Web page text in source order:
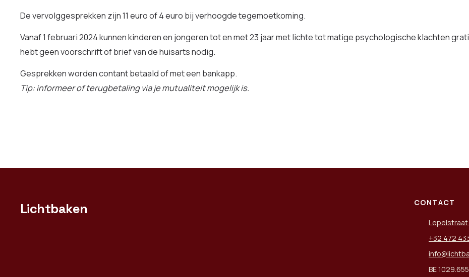
De vervolggesprekken zijn 11 euro of 4 euro bij verhoogde tegemoetkoming.
Vanaf 1 februari 2024 kunnen kinderen en jongeren tot en met 23 jaar met lichte tot matige psychologische klachten
hebt geen voorschrift of brief van de huisarts nodig.
Gesprekken worden contant betaald of met een bankapp.
Tip: informeer of terugbetaling via je mutualiteit mogelijk is.
Lichtbaken CONTACT
Lepelstraat
+32 472
BE